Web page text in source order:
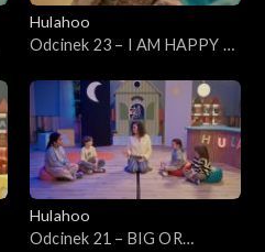
Hulahoo
Odcinek 23 – I AM HAPPY -
Hulahoo
Odcinek 21 – BIG OR